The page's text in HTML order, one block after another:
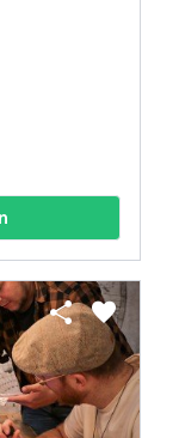
share favorite